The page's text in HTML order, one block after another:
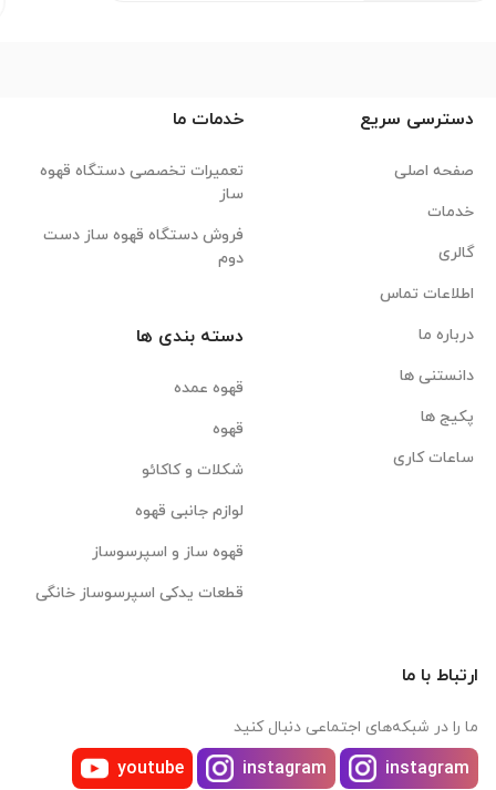
دسترسی سریع
صفحه اصلی
خدمات
گالری
اطلاعات تماس
درباره ما
دانستنی ها
پکیج ها
ساعات کاری
خدمات ما
تعمیرات تخصصی دستگاه قهوه
ساز
فروش دستگاه قهوه ساز دست
دوم
دسته بندی ها
قهوه عمده
قهوه
شکلات و کاکائو
لوازم جانبی قهوه
قهوه ساز و اسپرسوساز
قطعات یدکی اسپرسوساز خانگی
ارتباط با ما
ما را در شبکه‌های اجتماعی دنبال کنید
instagram
instagram
youtube